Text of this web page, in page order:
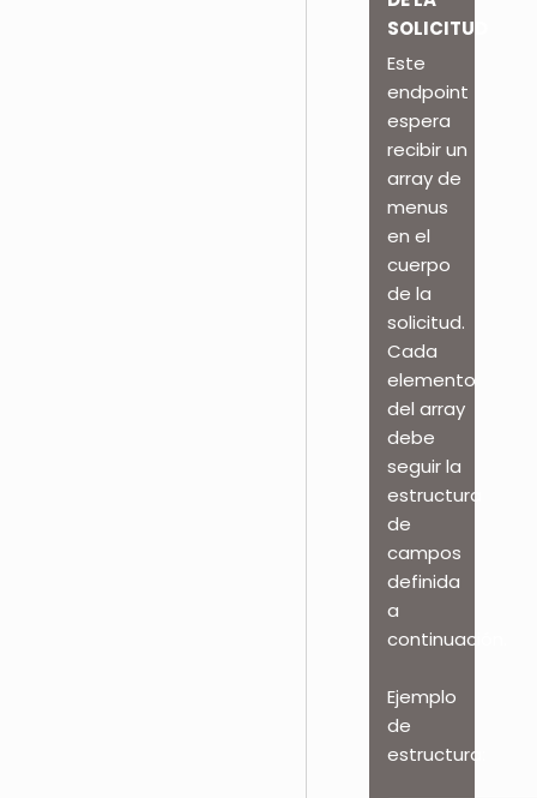
SOLICITUD
Este
endpoint
espera
recibir un
array de
menus
en el
cuerpo
de la
solicitud.
Cada
elemento
del array
debe
seguir la
estructura
de
campos
definida
a
continuación.
Ejemplo
de
estructura: